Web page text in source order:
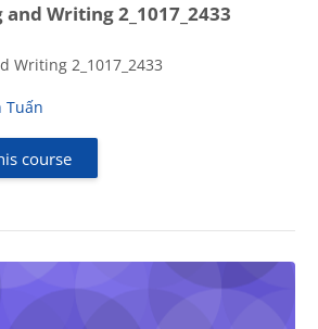
and Writing 2_1017_2433
Writing 2_1017_2433
Tuấn
course